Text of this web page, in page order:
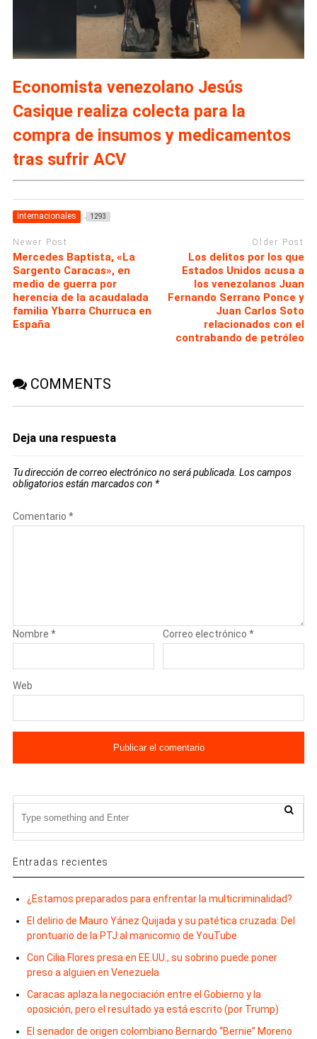
Economista venezolano Jesús
Casique realiza colecta para la
compra de insumos y medicamentos
tras sufrir ACV
Internacionales 1293
Newer Post
Mercedes Baptista, «La
Sargento Caracas», en
medio de guerra por
herencia de la acaudalada
familia Ybarra Churruca en
España
Older Post
Los delitos por los que
Estados Unidos acusa a
los venezolanos Juan
Fernando Serrano Ponce y
Juan Carlos Soto
relacionados con el
contrabando de petróleo
COMMENTS
Deja una respuesta
Tu dirección de correo electrónico no será publicada. Los campos
obligatorios están marcados con *
Comentario *
Nombre * Correo electrónico*
Web
Entradas recientes
¿Estamos preparados para enfrentar la multicriminalidad?
El delirio de Mauro Yánez Quijada y su patética cruzada: Del
prontuario de la PTJ al manicomio de YouTube
Con Cilia Flores presa en EE.UU., su sobrino puede poner
preso a alguien en Venezuela
Caracas aplaza la negociación entre el Gobierno y la
oposición, pero el resultado ya está escrito (por Trump)
El senador de origen colombiano Bernardo “Bernie” Moreno